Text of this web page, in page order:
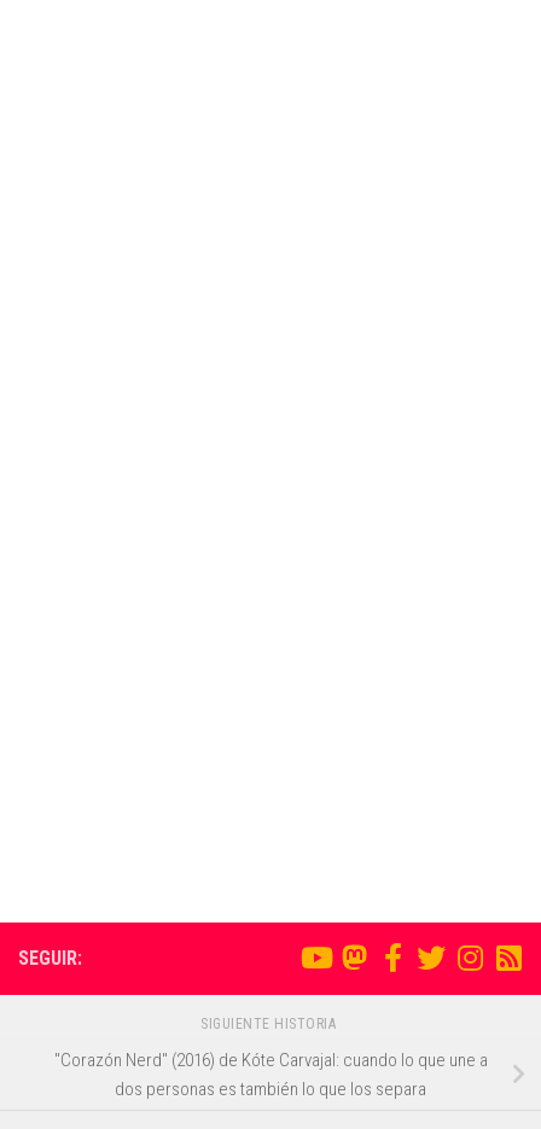
SEGUIR:
SIGUIENTE HISTORIA
"Corazón Nerd" (2016) de Kóte Carvajal: cuando lo que une a
dos personas es también lo que los separa